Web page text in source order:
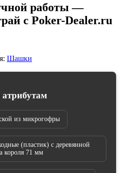
работы —
с Poker-Dealer.ru
Шашки
из микрогофры
(пластик) с деревянной
короля 71 мм